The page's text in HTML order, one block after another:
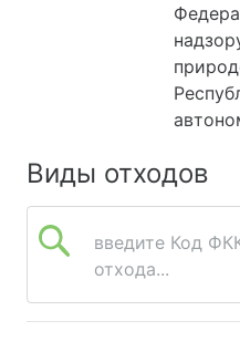
Виды отходов
введите Код
отхода...